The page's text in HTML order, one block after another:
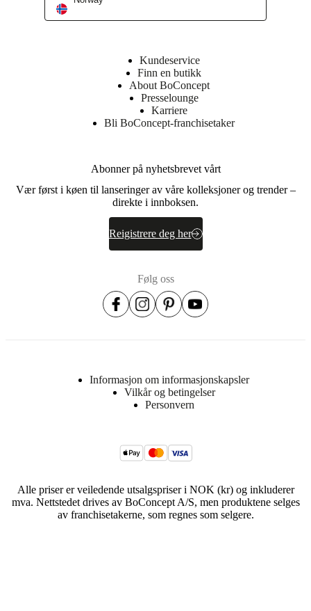
Kundeservice
Finn en butikk
About BoConcept
Presselounge
Karriere
Bli BoConcept-franchisetaker
Abonner på nyhetsbrevet vårt
Vær først i køen til lanseringer av våre kolleksjoner og trender –
direkte i innboksen.
Reigistrere deg her
Følg oss
Informasjon om informasjonskapsler
Vilkår og betingelser
Personvern
Alle priser er veiledende utsalgspriser i NOK (kr) og inkluderer
mva. Nettstedet drives av BoConcept A/S, men produktene selges
av franchisetakerne, som regnes som selgere.